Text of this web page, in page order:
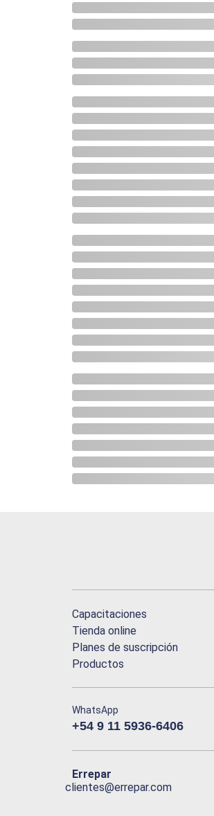
Capacitaciones
Tienda online
Planes de suscripción
Productos
WhatsApp
+54 9 11 5936-6406
Errepar
clientes@errepar.com